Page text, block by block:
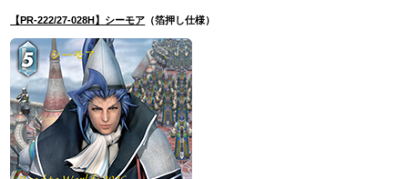
【PR-222/27-028H】シーモア （箔押し仕様）